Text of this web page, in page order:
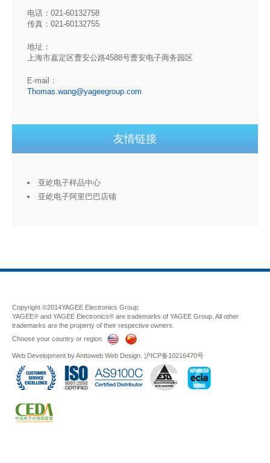
电话：021-60132758
传真：021-60132755
地址：
上海市嘉定区曹安公路4588号曹安电子商务园区
E-mail：
Thomas.wang@yageegroup.com
友情链接
亚屹电子样品中心
亚屹电子阿里巴巴店铺
Copyright ©2014YAGEE Electronics Group.
YAGEE® and YAGEE Electronics® are trademarks of YAGEE Group. All other
trademarks are the property of their respective owners.
Choose your country or region
Web Development byAnttoweb Web Design 沪ICP备10216470号